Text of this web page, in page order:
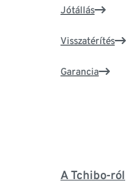
Jótállás
Visszatérítés
Garancia
A Tchibo-ról